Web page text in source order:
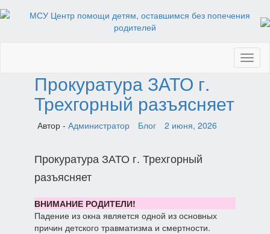
Прокуратура ЗАТО г.
Трехгорный разъясняет
Автор - Администратор Блог 2 июня, 2026
Прокуратура ЗАТО г. Трехгорный
разъясняет
ВНИМАНИЕ РОДИТЕЛИ!
Падение из окна является одной из основных
причин детского травматизма и смертности.